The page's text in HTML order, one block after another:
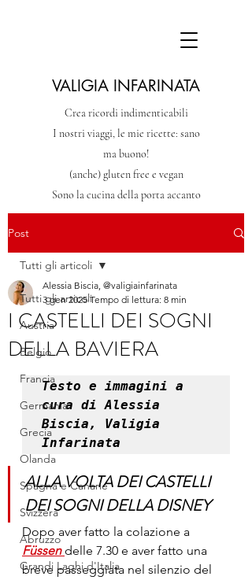
VALIGIA INFARINATA
Crea ricordi indimenticabili
I nostri viaggi, le mie ricette: sano
ma buono!
(anche) gluten free e vegan
Sono la cucina della porta accanto
Post
Tutti gli articoli
Austria
Belgio
Francia
Germania
Grecia
Olanda
Spagna e Canarie
Svizzera
Abruzzo
Grandi Laghi d'Italia
Tutti gli articoli
I CASTELLI DEI SOGNI
DELLA BAVIERA
Alessia Biscia, @valigiainfarinata
3 gen 2025 Tempo di lettura: 8 min
Testo e immagini a
cura di Alessia
Biscia, Valigia
Infarinata
ALLA VOLTA DEI CASTELLI
DEI SOGNI DELLA DISNEY
Dopo aver fatto la colazione a
Füssen delle 7.30 e aver fatto una
breve passeggiata nel silenzio del